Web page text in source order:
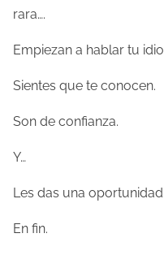
rara….
Empiezan a hablar tu
Sientes que te conocen.
Son de confianza.
Y…
Les das una oportunidad.
En fin.